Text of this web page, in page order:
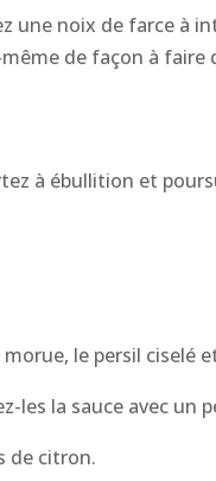
noix de farce à
de façon à faire
à ébullition et
le persil ciselé
la sauce avec un
de citron.